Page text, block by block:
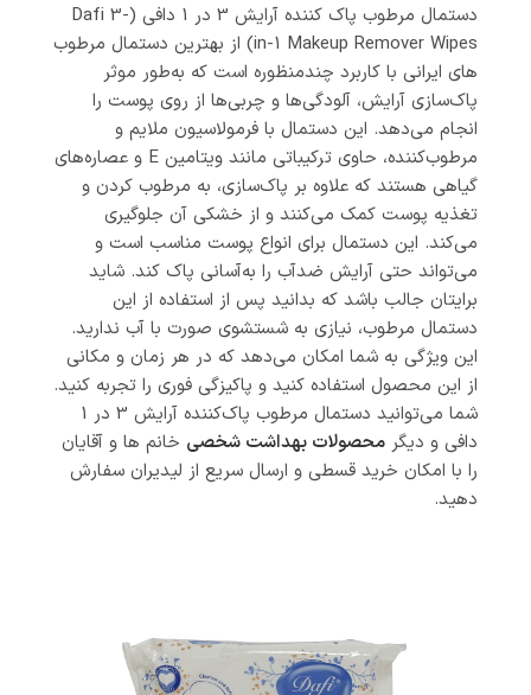
دستمال مرطوب پاک‌ کننده آرایش 3 در 1 دافی (Dafi 3-
in-1 Makeup Remover Wipes) از بهترین دستمال مرطوب
های ایرانی با کاربرد چندمنظوره است که به‌طور موثر
پاک‌سازی آرایش، آلودگی‌ها و چربی‌ها از روی پوست را
انجام می‌دهد. این دستمال‌ با فرمولاسیون ملایم و
مرطوب‌کننده، حاوی ترکیباتی مانند ویتامین E و عصاره‌های
گیاهی هستند که علاوه بر پاک‌سازی، به مرطوب کردن و
تغذیه پوست کمک می‌کنند و از خشکی آن جلوگیری
می‌کند. این دستمال‌ برای انواع پوست مناسب است و
می‌تواند حتی آرایش ضدآب را به‌آسانی پاک کند. شاید
برایتان جالب باشد که بدانید پس از استفاده از این
دستمال مرطوب، نیازی به شستشوی صورت با آب ندارید.
این ویژگی به شما امکان می‌دهد که در هر زمان و مکانی
از این محصول استفاده کنید و پاکیزگی فوری را تجربه کنید.
شما می‌توانید دستمال مرطوب پاک‌کننده آرایش 3 در 1
دافی و دیگر محصولات بهداشت شخصی خانم ها و آقایان
را با امکان خرید قسطی و ارسال سریع از لیدیران سفارش
دهید.